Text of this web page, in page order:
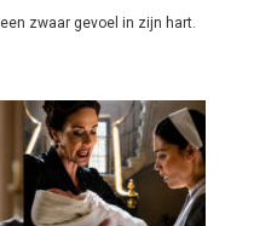
zwaar gevoel in zijn hart.